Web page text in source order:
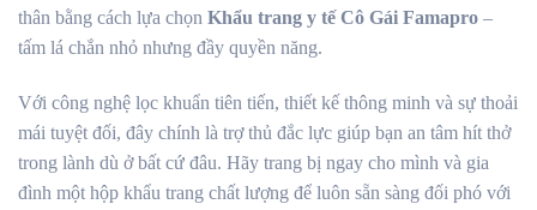
thân bằng cách lựa chọn Khẩu trang y tế Cô Gái Famapro –
tấm lá chắn nhỏ nhưng đầy quyền năng.
Với công nghệ lọc khuẩn tiên tiến, thiết kế thông minh và sự thoải
mái tuyệt đối, đây chính là trợ thủ đắc lực giúp bạn an tâm hít thở
trong lành dù ở bất cứ đâu. Hãy trang bị ngay cho mình và gia
đình một hộp khẩu trang chất lượng để luôn sẵn sàng đối phó với